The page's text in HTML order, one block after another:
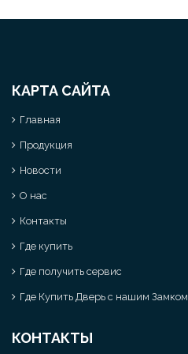
КАРТА САЙТА
Главная
Продукция
Новости
О нас
Контакты
Где купить
Где получить сервис
Где Купить Дверь с нашим Замком
КОНТАКТЫ